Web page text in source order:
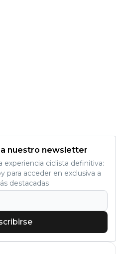
nuestro newsletter
experiencia ciclista definitiva:
para acceder en exclusiva a
destacadas